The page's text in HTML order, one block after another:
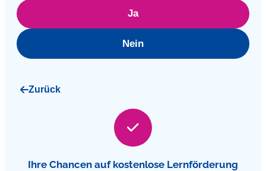
Ja
Nein
Zurück
Ihre Chancen auf kostenlose Lernförderung